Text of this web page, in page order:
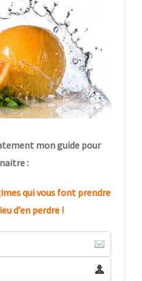
mon guide pour
:
qui vous font prendre
d’en perdre !